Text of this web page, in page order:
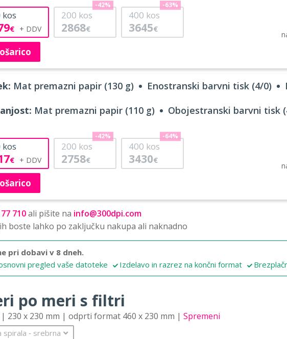
kos
€
200 kos
2868€
-42%
400 kos
3645€
-63%
Mat premazni papir (130 g) Enostranski barvni tisk (4/0)
Mat premazni papir (110 g) Obojestranski barvni tisk
kos
€
200 kos
2758€
-42%
400 kos
3430€
-64%
710ali pišite na info@300dpi.com
boste lahko po zaključku nakupa ali naknadno
pri dobavi v 8 dneh.
pregled vaše datoteke Izdelavo in razrez na končni format
po meri s filtri
x 230 mm | odprti format 460 x 230 mm | Spremeni
spirala ‐ srebrna